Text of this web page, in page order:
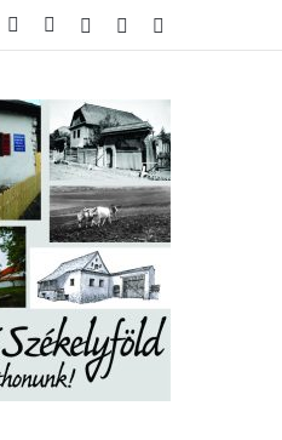
YouTubeInstagramBelépésVéletlen cikk